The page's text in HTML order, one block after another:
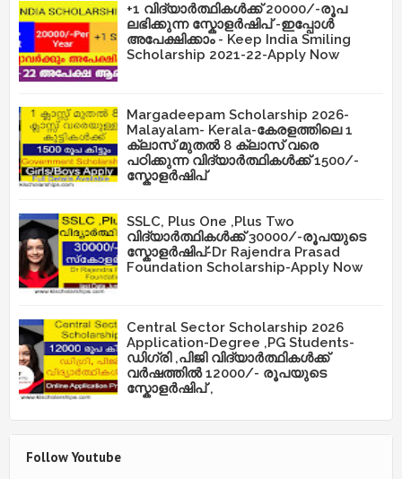
+1 വിദ്യാർത്ഥികൾക്ക് 20000/-രൂപ
ലഭിക്കുന്ന സ്കോളർഷിപ് -ഇപ്പോൾ
അപേക്ഷിക്കാം - Keep India Smiling
Scholarship 2021-22-Apply Now
Margadeepam Scholarship 2026-
Malayalam- Kerala-കേരളത്തിലെ 1
ക്ലാസ് മുതൽ 8 ക്ലാസ് വരെ
പഠിക്കുന്ന വിദ്യാർത്ഥികൾക്ക് 1500/-
സ്കോളർഷിപ്
SSLC, Plus One ,Plus Two
വിദ്യാർത്ഥികൾക്ക് 30000/-രൂപയുടെ
സ്കോളർഷിപ്-Dr Rajendra Prasad
Foundation Scholarship-Apply Now
Central Sector Scholarship 2026
Application-Degree ,PG Students-
ഡിഗ്രി ,പിജി വിദ്യാർത്ഥികൾക്ക്
വർഷത്തിൽ 12000/- രൂപയുടെ
സ്കോളർഷിപ് ,
Follow Youtube